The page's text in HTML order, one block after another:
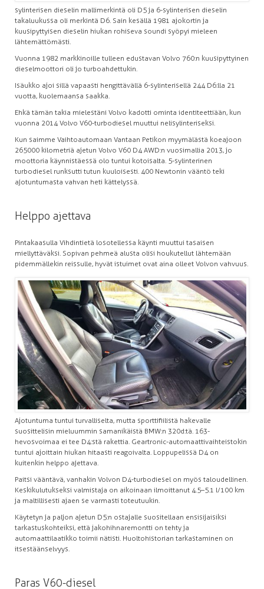
sylinterisen dieselin mallimerkintä oli D5 ja 6-sylinterisen dieselin
takaluukussa oli merkintä D6. Sain kesällä 1981 ajokortin ja
kuusipyttyisen dieselin hiukan rohiseva soundi syöpyi mieleen
lähtemättömästi.
Vuonna 1982 markkinoille tulleen edustavan Volvo 760:n kuusipyttyinen
dieselmoottori oli jo turboahdettukin.
Isäukko ajoi sillä vapaasti hengittävällä 6-sylinterisellä 244 D6:lla 21
vuotta, kuolemaansa saakka.
Ehkä tämän takia mielestäni Volvo kadotti ominta identiteettiään, kun
vuonna 2014 Volvo V60-turbodiesel muuttui nelisylinteriseksi.
Kun saimme Vaihtoautomaan Vantaan Petikon myymälästä koeajoon
265 000 kilometriä ajetun Volvo V60 D4 AWD:n vuosimallia 2013, jo
moottoria käynnistäessä olo tuntui kotoisalta. 5-sylinterinen
turbodiesel runksutti tutun kuuloisesti. 400 Newtonin vääntö teki
ajotuntumasta vahvan heti kättelyssä.
Helppo ajettava
Pintakaasulla Vihdintietä losotellessa käynti muuttui tasaisen
miellyttäväksi. Sopivan pehmeä alusta olisi houkutellut lähtemään
pidemmällekin reissulle, hyvät istuimet ovat aina olleet Volvon vahvuus.
Ajotuntuma tuntui turvalliselta, mutta sporttifiilistä hakevalle
suosittelisin mieluummin samanikäistä BMW:n 320d:tä. 163-
hevosvoimaa ei tee D4:stä rakettia. Geartronic-automaattivaihteistokin
tuntui ajoittain hiukan hitaasti reagoivalta. Loppupelissä D4 on
kuitenkin helppo ajettava.
Paitsi vääntävä, vanhakin Volvon D4-turbodiesel on myös taloudellinen.
Keskikulutukseksi valmistaja on aikoinaan ilmoittanut 4.5–5.1 l/100 km
ja maltillisesti ajaen se varmasti toteutuukin.
Käytetyn ja paljon ajetun D5:n ostajalle suositellaan ensisijaisiksi
tarkastuskohteiksi, että jakohihnaremontti on tehty ja
automaattilaatikko toimii nätisti. Huoltohistorian tarkastaminen on
itsestäänselvyys.
Paras V60-diesel